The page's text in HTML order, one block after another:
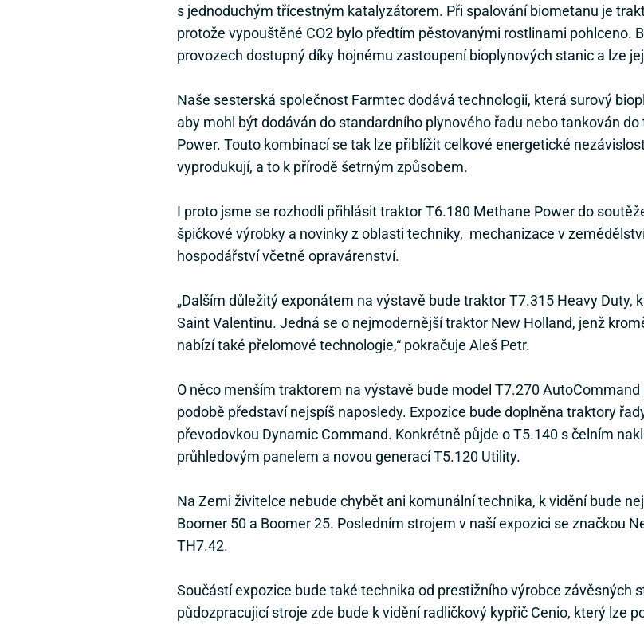
s jednoduchým třícestným katalyzátorem. Při spalování biometanu je
protože vypouštěné CO2 bylo předtím pěstovanými rostlinami pohlceno.
provozech dostupný díky hojnému zastoupení bioplynových stanic a lze
Naše sesterská společnost Farmtec dodává technologii, která surový
aby mohl být dodáván do standardního plynového řadu nebo tankován
Power. Touto kombinací se tak lze přiblížit celkové energetické
vyprodukují, a to k přírodě šetrným způsobem.
I proto jsme se rozhodli přihlásit traktor T6.180 Methane Power do
špičkové výrobky a novinky z oblasti techniky, mechanizace v
hospodářství včetně opravárenství.
„Dalším důležitý exponátem na výstavě bude traktor T7.315 Heavy Duty,
Saint Valentinu. Jedná se o nejmodernější traktor New Holland, jenž
nabízí také přelomové technologie,“ pokračuje Aleš Petr.
O něco menším traktorem na výstavě bude model T7.270
podobě představí nejspíš naposledy. Expozice bude doplněna traktory
převodovkou Dynamic Command. Konkrétně půjde o T5.140 s čelním
průhledovým panelem a novou generací T5.120 Utility.
Na Zemi živitelce nebude chybět ani komunální technika, k vidění bude
Boomer 50 a Boomer 25. Posledním strojem v naší expozici se značkou
TH7.42.
Součástí expozice bude také technika od prestižního výrobce závěsných
půdozpracujicí stroje zde bude k vidění radličkový kypřič Cenio, který lze